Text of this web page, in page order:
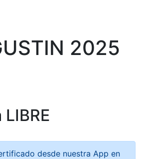
2025
desde nuestra App en